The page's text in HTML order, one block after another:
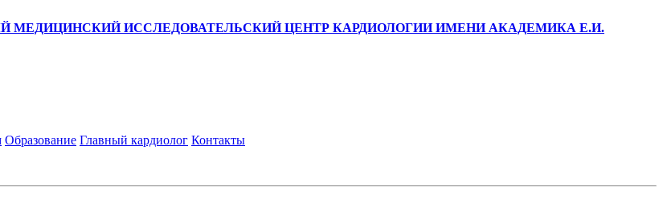
МЕДИЦИНСКИЙ ИССЛЕДОВАТЕЛЬСКИЙ ЦЕНТР КАРДИОЛОГИИ ИМЕНИ АКАДЕМИКА Е.И.
Образование Главный кардиолог Контакты